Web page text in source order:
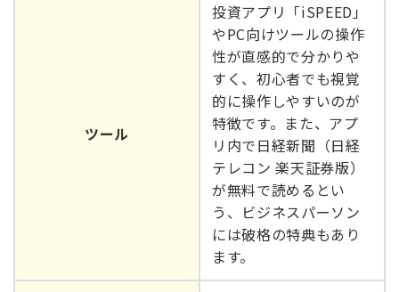
ツール
投資アプリ「iSPEED」
やPC向けツールの操作
性が直感的で分かりや
すく、初心者でも視覚
的に操作しやすいのが
特徴です。また、アプ
リ内で日経新聞（日経
テレコン 楽天証券版）
が無料で読めるとい
う、ビジネスパーソン
には破格の特典もあり
ます。